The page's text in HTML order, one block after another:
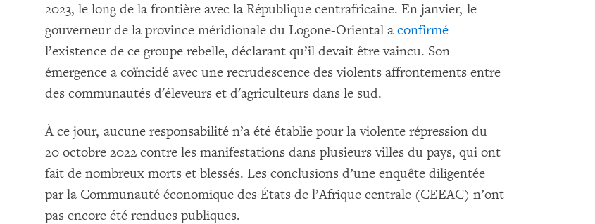
2023, le long de la frontière avec la République centrafricaine. En janvier, le
gouverneur de la province méridionale du Logone-Oriental aconfirmé
l’existence de ce groupe rebelle, déclarant qu’il devait être vaincu. Son
émergence a coïncidé avec une recrudescence des violents affrontements entre
des communautés d'éleveurs et d'agriculteurs dans le sud.
À ce jour, aucune responsabilité n’a été établie pour la violente répression du
20 octobre 2022 contre les manifestations dans plusieurs villes du pays, qui ont
fait de nombreux morts et blessés. Les conclusions d’une enquête diligentée
par la Communauté économique des États de l’Afrique centrale (CEEAC) n’ont
pas encore été rendues publiques.